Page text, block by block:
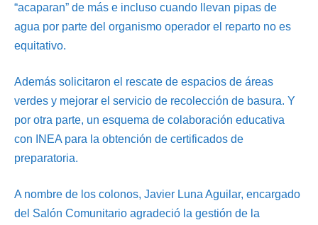
“acaparan” de más e incluso cuando llevan pipas de
agua por parte del organismo operador el reparto no es
equitativo.
Además solicitaron el rescate de espacios de áreas
verdes y mejorar el servicio de recolección de basura. Y
por otra parte, un esquema de colaboración educativa
con INEA para la obtención de certificados de
preparatoria.
A nombre de los colonos, Javier Luna Aguilar, encargado
del Salón Comunitario agradeció la gestión de la